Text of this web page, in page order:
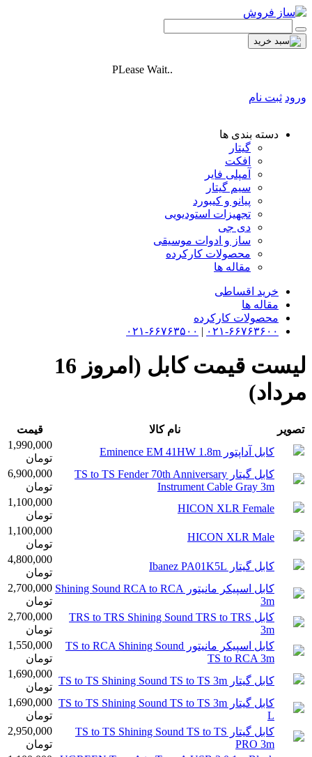
PLease Wait..
ورود ثبت نام
دسته بندی ها
گیتار
افکت
آمپلی فایر
سیم گیتار
پیانو و کیبورد
تجهیزات استودیویی
دی جی
ساز و ادوات موسیقی
محصولات کارکرده
مقاله ها
خرید اقساطی
مقاله ها
محصولات کارکرده
۰۲۱-۶۶۷۶۳۶۰۰ | ۰۲۱-۶۶۷۶۳۵۰۰
لیست قیمت کابل (امروز 16
مرداد)
تصویر نام کالا
قیمت
کابل آداپتور Eminence EM 41HW 1.8m
1,990,000
تومان
کابل گیتار TS to TS Fender 70th Anniversary
Instrument Cable Gray 3m
6,900,000
تومان
HICON XLR Female
1,100,000
تومان
HICON XLR Male
1,100,000
تومان
کابل گیتار Ibanez PA01K5L
4,800,000
تومان
کابل اسپیکر مانیتور Shining Sound RCA to RCA
3m
2,700,000
تومان
کابل TRS to TRS Shining Sound TRS to TRS
3m
2,700,000
تومان
کابل اسپیکر مانیتور TS to RCA Shining Sound
TS to RCA 3m
1,550,000
تومان
کابل گیتار TS to TS Shining Sound TS to TS 3m
1,690,000
تومان
کابل گیتار TS to TS Shining Sound TS to TS 3m
L
1,690,000
تومان
کابل گیتار TS to TS Shining Sound TS to TS
PRO 3m
2,950,000
تومان